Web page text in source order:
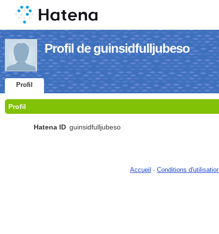
Profil de guinsidfulljubeso
Profil
Profil
Hatena ID guinsidfulljubeso
Accueil - Conditions